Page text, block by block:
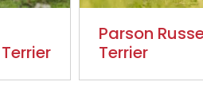
Parson
Terrier